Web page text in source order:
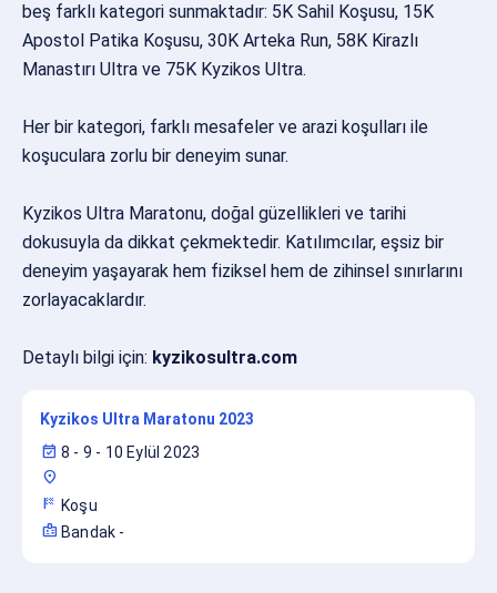
beş farklı kategori sunmaktadır: 5K Sahil Koşusu, 15K
Apostol Patika Koşusu, 30K Arteka Run, 58K Kirazlı
Manastırı Ultra ve 75K Kyzikos Ultra.
Her bir kategori, farklı mesafeler ve arazi koşulları ile
koşuculara zorlu bir deneyim sunar.
Kyzikos Ultra Maratonu, doğal güzellikleri ve tarihi
dokusuyla da dikkat çekmektedir. Katılımcılar, eşsiz bir
deneyim yaşayarak hem fiziksel hem de zihinsel sınırlarını
zorlayacaklardır.
Detaylı bilgi için: kyzikosultra.com
Kyzikos Ultra Maratonu 2023
event_available 8 - 9 - 10 Eylül 2023
location_on
sports_score Koşu
badge Bandak -